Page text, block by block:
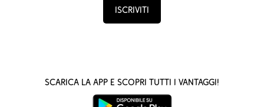
Iscriviti
Scarica la App e scopri tutti i vantaggi!